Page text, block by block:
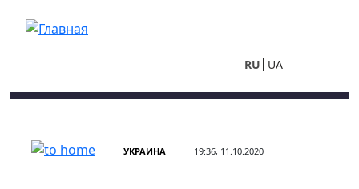
RU UA
УКРАИНА 19:36, 11.10.2020